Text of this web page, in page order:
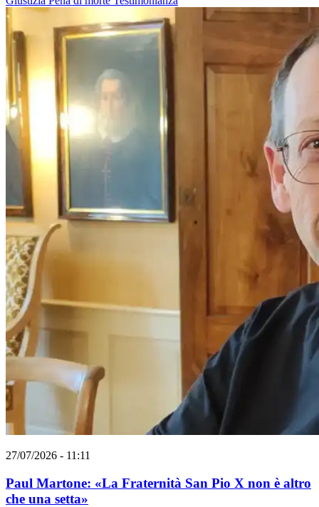
27/07/2026 - 11:11
Paul Martone: «La Fraternità San Pio X non è altro
che una setta»